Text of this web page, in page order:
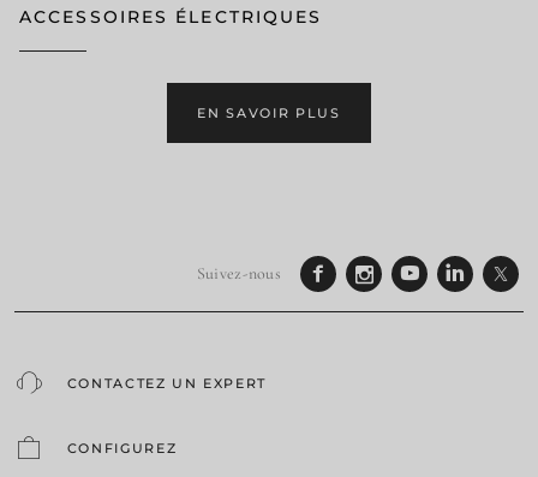
ACCESSOIRES ÉLECTRIQUES
EN SAVOIR PLUS
Suivez-nous
CONTACTEZ UN EXPERT
CONFIGUREZ